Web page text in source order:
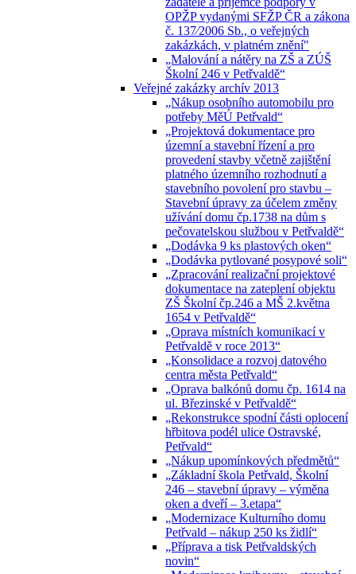
OPŽP vydanými SFŽP ČR a zákona
č. 137⁄2006 Sb., o veřejných
zakázkách, v platném znění"
„Malování a nátěry na ZŠ a ZÚŠ
Školní 246 v Petřvaldě“
Veřejné zakázky archív 2013
„Nákup osobního automobilu pro
potřeby MěÚ Petřvald“
„Projektová dokumentace pro
územní a stavební řízení a pro
provedení stavby včetně zajištění
platného územního rozhodnutí a
stavebního povolení pro stavbu –
Stavební úpravy za účelem změny
užívání domu čp.1738 na dům s
pečovatelskou službou v Petřvaldě“
„Dodávka 9 ks plastových oken“
„Dodávka pytlované posypové soli“
„Zpracování realizační projektové
dokumentace na zateplení objektu
ZŠ Školní čp.246 a MŠ 2.května
1654 v Petřvaldě“
„Oprava místních komunikací v
Petřvaldě v roce 2013“
„Konsolidace a rozvoj datového
centra města Petřvald“
„Oprava balkónů domu čp. 1614 na
ul. Březinské v Petřvaldě“
„Rekonstrukce spodní části oplocení
hřbitova podél ulice Ostravské,
Petřvald“
„Nákup upomínkových předmětů“
„Základní škola Petřvald, Školní
246 – stavební úpravy – výměna
oken a dveří – 3.etapa“
„Modernizace Kulturního domu
Petřvald – nákup 250 ks židlí“
„Příprava a tisk Petřvaldských
novin“